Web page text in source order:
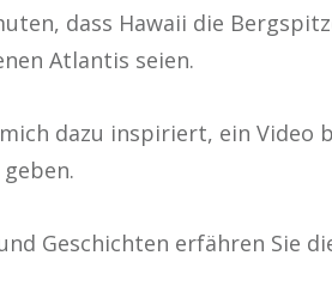
dass Hawaii die
Atlantis seien.
dazu inspiriert, ein Video
Geschichten erfähren Sie